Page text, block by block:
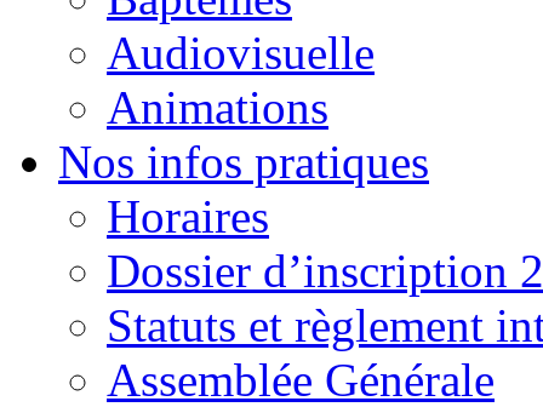
Audiovisuelle
Animations
Nos infos pratiques
Horaires
Dossier d’inscription
Statuts et règlement
Assemblée Générale